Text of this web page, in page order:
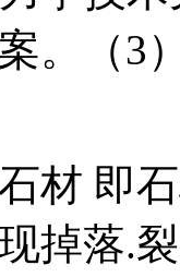
。（3
材 即
掉落.